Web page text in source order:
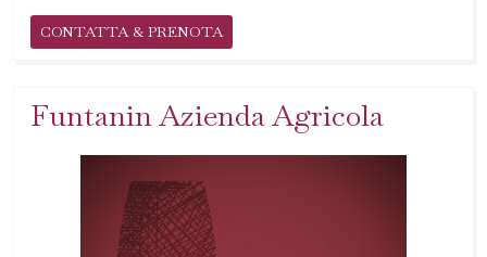
CONTATTA & PRENOTA
Funtanin Azienda Agricola